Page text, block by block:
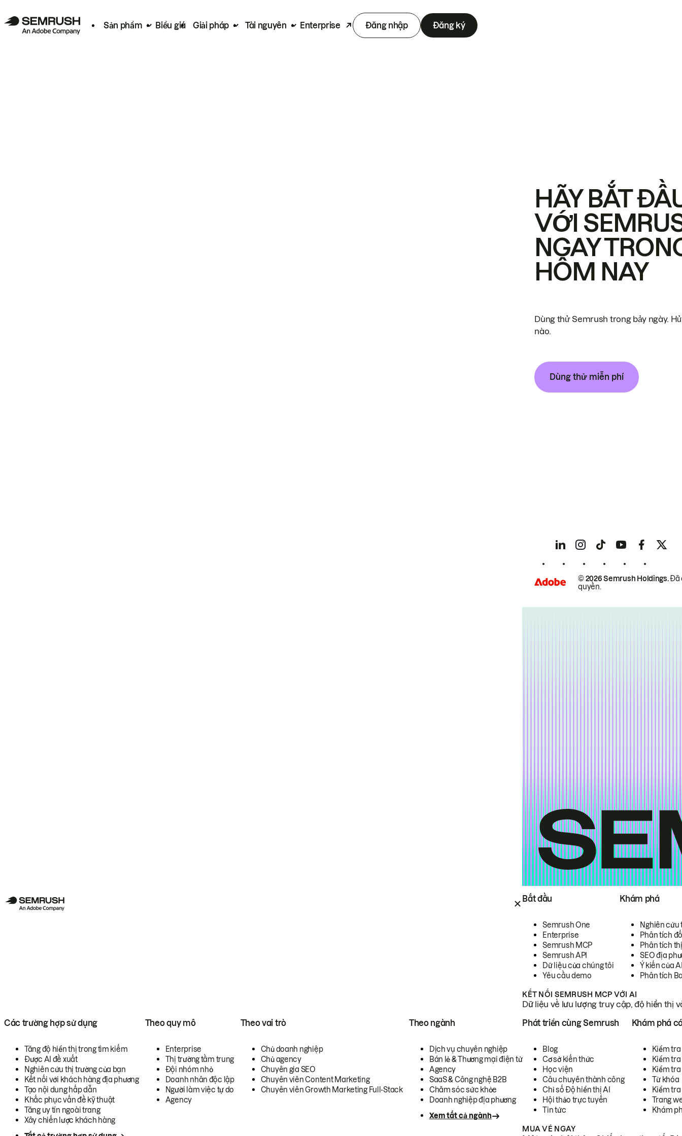
Sản phẩm Biểu giá Giải pháp Tài nguyên Enterprise Đăng nhập Đăng ký
Bắt đầu
Semrush One
Enterprise
Semrush MCP
Semrush API
Dữ liệu của chúng tôi
Yêu cầu demo
Khám phá
Nghiên cứu
Phân tích
Phân tích
SEO địa
Ý kiến của
Phân tích
KẾT NỐI SEMRUSH MCP VỚI AI
Dữ liệu về lưu lượng truy cập, độ hiển thị
Các trường hợp sử dụng
Tăng độ hiển thị trong tìm kiếm
Được AI đề xuất
Nghiên cứu thị trường của bạn
Kết nối với khách hàng địa phương
Tạo nội dung hấp dẫn
Khắc phục vấn đề kỹ thuật
Tăng uy tín ngoài trang
Xây chiến lược khách hàng
Theo quy mô
Enterprise
Thị trường tầm trung
Đội nhóm nhỏ
Doanh nhân độc lập
Người làm việc tự do
Agency
Theo vai trò
Chủ doanh nghiệp
Chủ agency
Chuyên gia SEO
Chuyên viên Content Marketing
Chuyên viên Growth Marketing Full-Stack
Theo ngành
Dịch vụ chuyên nghiệp
Bán lẻ & Thương mại điện tử
Agency
SaaS & Công nghệ B2B
Chăm sóc sức khỏe
Doanh nghiệp địa phương
Xem tất cả ngành
Phát triển cùng Semrush
Blog
Cơ sở kiến thức
Học viện
Câu chuyên thành công
Chỉ số Độ hiển thị AI
Hội thảo trực tuyến
Tin tức
Khám phá
Kiểm
Kiểm tra
Kiểm
Từ khóa
Kiểm
Trang
Khám
MUA VÉ NGAY
HÃY BẮT
VỚI
NGAY
HÔM NAY
Dùng thử Semrush trong bảy ngày.
nào.
Dùng thử miễn phí
© 2026 Semrush Holdings.Đã
quyền.